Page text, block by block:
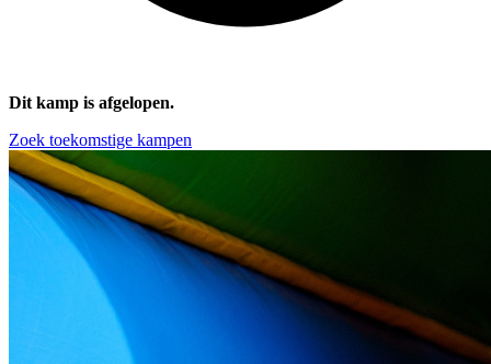
Dit kamp is afgelopen.
Zoek toekomstige kampen